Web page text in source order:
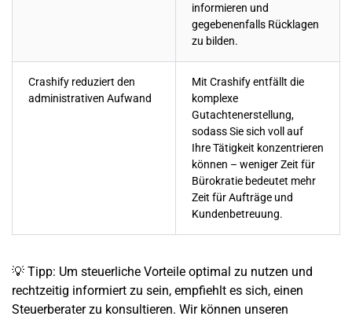
informieren und
gegebenenfalls Rücklagen
zu bilden.
Crashify reduziert den
administrativen Aufwand
Mit Crashify entfällt die
komplexe
Gutachtenerstellung,
sodass Sie sich voll auf
Ihre Tätigkeit konzentrieren
können – weniger Zeit für
Bürokratie bedeutet mehr
Zeit für Aufträge und
Kundenbetreuung.
💡 Tipp: Um steuerliche Vorteile optimal zu nutzen und
rechtzeitig informiert zu sein, empfiehlt es sich, einen
Steuerberater zu konsultieren. Wir können unseren